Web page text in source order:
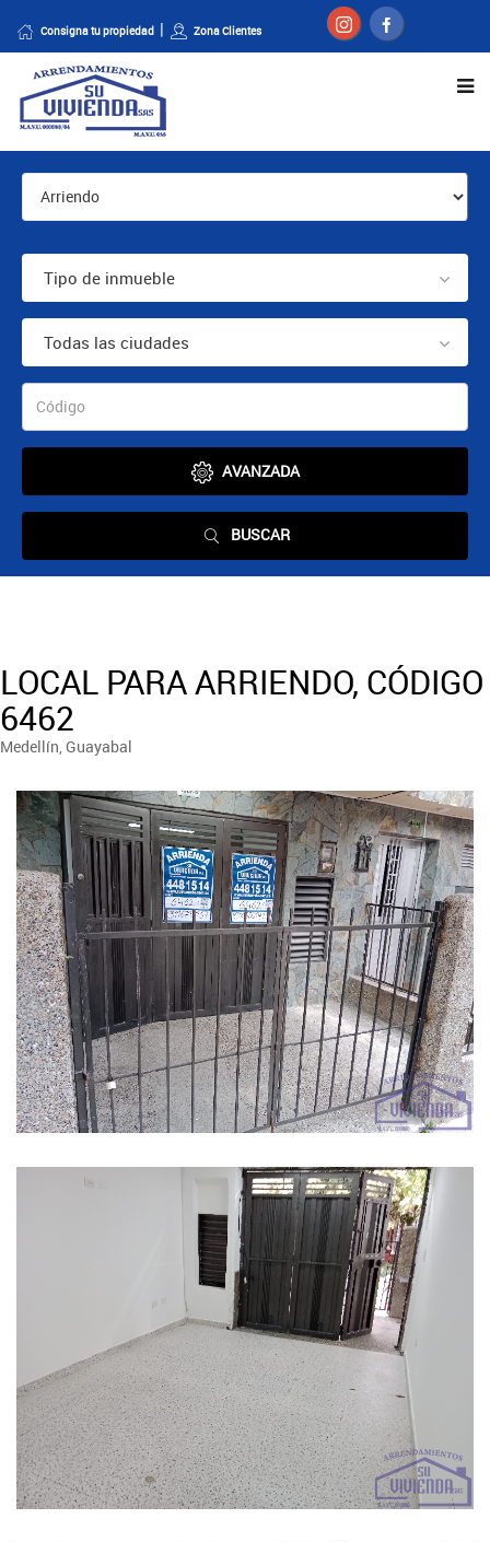
Consigna tu propiedad Zona Clientes
Tipo de inmueble
Todas las ciudades
AVANZADA
BUSCAR
LOCAL PARA ARRIENDO, CÓDIGO
6462
Medellín, Guayabal